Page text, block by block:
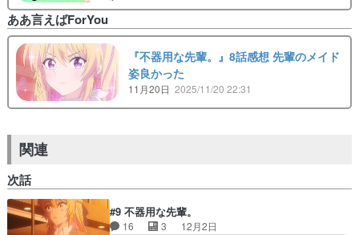
ああ言えばForYou
『不器用な先輩。』8話感想 先輩のメイド
姿良かった
11月20日 2025/11/20 22:31
関連
次話
#9 不器用な先輩。
16 3
12月2日